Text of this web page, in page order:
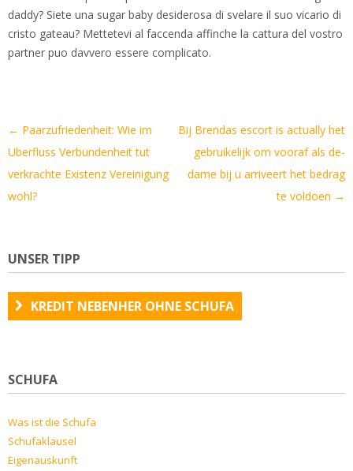
daddy? Siete una sugar baby desiderosa di svelare il suo vicario di
cristo gateau? Mettetevi al faccenda affinche la cattura del vostro
partner puo davvero essere complicato.
Artikel-
Navigation
← Paarzufriedenheit: Wie im
Uberfluss Verbundenheit tut
verkrachte Existenz Vereinigung
wohl?
Bij Brendas escort is actually het
gebruikelijk om vooraf als de-
dame bij u arriveert het bedrag
te voldoen →
UNSER TIPP
KREDIT NEBENHER OHNE SCHUFA
SCHUFA
Was ist die Schufa
Schufaklausel
Eigenauskunft